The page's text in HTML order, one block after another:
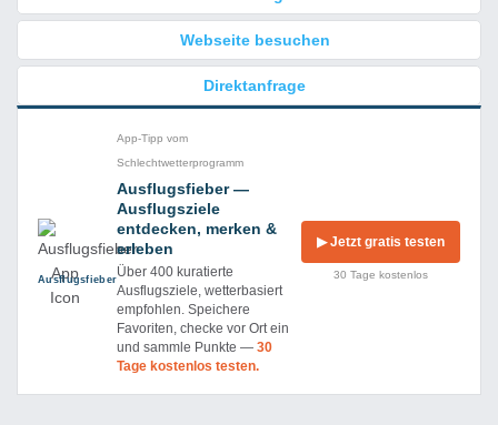
Webseite besuchen
Direktanfrage
Ausflug­sfieber
App-Tipp vom
Schlechtwetterprogramm
Ausflugsfieber —
Ausflugsziele
entdecken, merken &
erleben
Über 400 kuratierte
Ausflugsziele, wetterbasiert
empfohlen. Speichere
Favoriten, checke vor Ort ein
und sammle Punkte —30
Tage kostenlos testen.
▶ Jetzt gratis testen
30 Tage kostenlos